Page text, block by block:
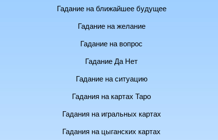
Гадание на ближайшее будущее
Гадание на желание
Гадание на вопрос
Гадание Да Нет
Гадание на ситуацию
Гадания на картах Таро
Гадания на игральных картах
Гадания на цыганских картах